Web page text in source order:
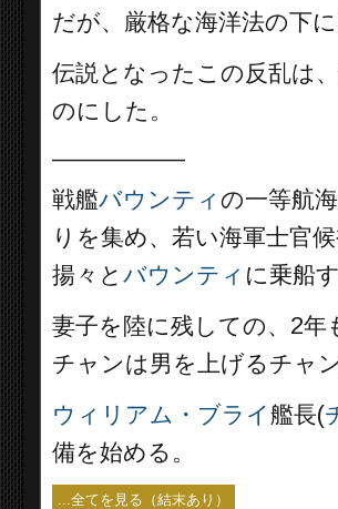
だが、厳格な海洋法の下
伝説となったこの反乱は
のにした。
戦艦バウンティ の一等航
りを集め、若い海軍士官
揚々と バウンティ に乗船す
妻子を陸に残しての、2
チャンは男を上げるチャ
ウィリアム・ブライ艦長(
備を始める。
...全てを見る（結末あり）